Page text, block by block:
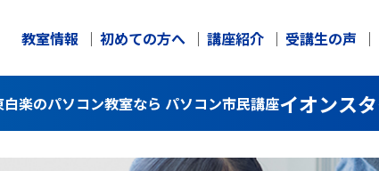
教室情報 初めての方へ 講座紹介 受講生の声
楽のパソコン教室なら パソコン市民講座イオンス